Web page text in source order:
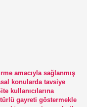
amacıyla sağlanmış
konularda tavsiye
kullanıcılarına
gayreti göstermekle